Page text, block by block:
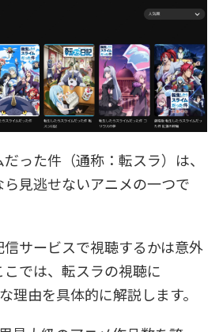
った件（通称：転スラ）は、
見逃せないアニメの一つで
サービスで視聴するかは意外
では、転スラの視聴に
理由を具体的に解説します。